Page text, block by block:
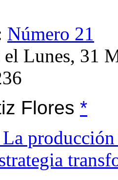
Número 21
Lunes, 31
Flores *